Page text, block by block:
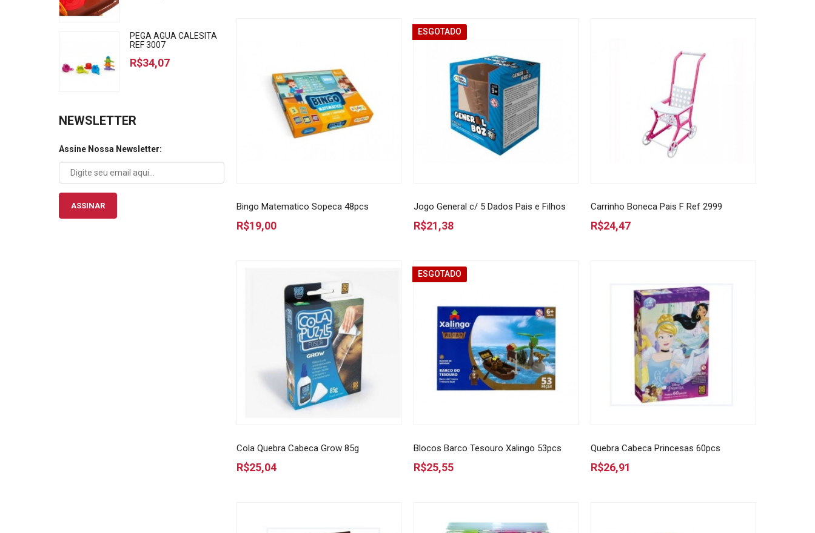
PEGA AGUA CALESITA
REF 3007
R$34,07
NEWSLETTER
Assine Nossa Newsletter:
ASSINAR Bingo Matematico Sopeca 48pcs
R$19,00
ESGOTADO
Jogo General c/ 5 Dados Pais e Filhos
R$21,38
Carrinho Boneca Pais F Ref 2999
R$24,47
Cola Quebra Cabeca Grow 85g
R$25,04
ESGOTADO
Blocos Barco Tesouro Xalingo 53pcs
R$25,55
Quebra Cabeca Princesas 60pcs
R$26,91